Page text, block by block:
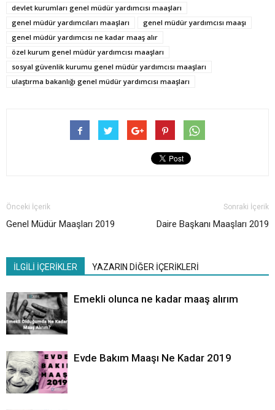
devlet kurumları genel müdür yardımcısı maaşları
genel müdür yardımcıları maaşları
genel müdür yardımcısı maaşı
genel müdür yardımcısı ne kadar maaş alır
özel kurum genel müdür yardımcısı maaşları
sosyal güvenlik kurumu genel müdür yardımcısı maaşları
ulaştırma bakanlığı genel müdür yardımcısı maaşları
Önceki İçerik
Genel Müdür Maaşları 2019
Sonraki İçerik
Daire Başkanı Maaşları 2019
İLGİLİ İÇERİKLER YAZARIN DİĞER İÇERİKLERİ
Emekli olunca ne kadar maaş alırım
Evde Bakım Maaşı Ne Kadar 2019